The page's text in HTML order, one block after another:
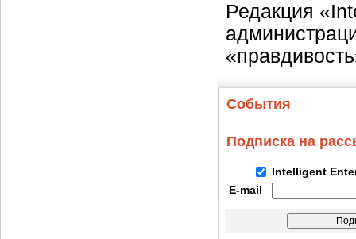
Редакция
События
Подписка на
Intelligent
E-mail